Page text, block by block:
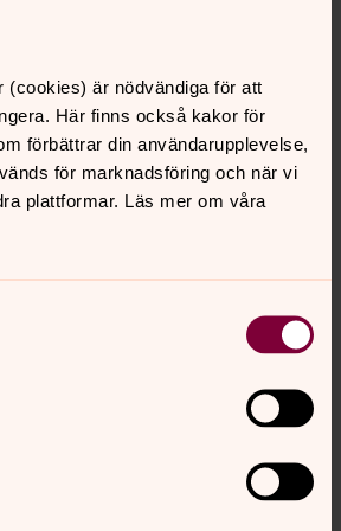
(cookies) är nödvändiga för att
Här finns också kakor för
förbättrar din användarupplevelse,
för marknadsföring och när vi
plattformar. Läs mer om våra
medarbetare
och ideella
och tillträde enligt
är du välkommen att
2023-02-13